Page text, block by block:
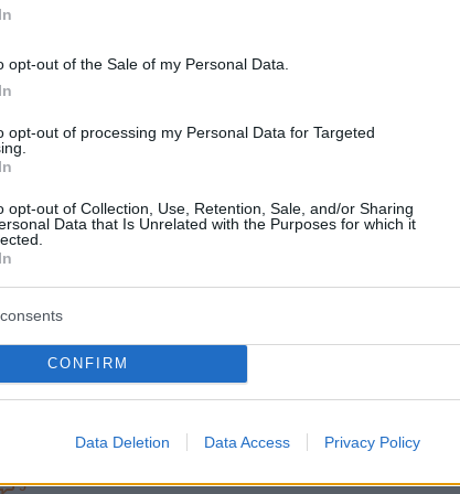
opt-out of the Sale of my Personal Data.
opt-out of processing my Personal Data for Targeted
opt-out of Collection, Use, Retention, Sale, and/or Sharing
Data that Is Unrelated with the Purposes for which it
CONFIRM
Data Deletion Data Access Privacy Policy
Μινόγκ τίμησε τον πρώην
της που έχει φύγει από τη
αφορμή την ημέρα των
του
μια κοινή της φωτογραφία με τον
Μινόγκ υποδέχτηκε τη νέα
με τις πιτζάμες της και μία
5